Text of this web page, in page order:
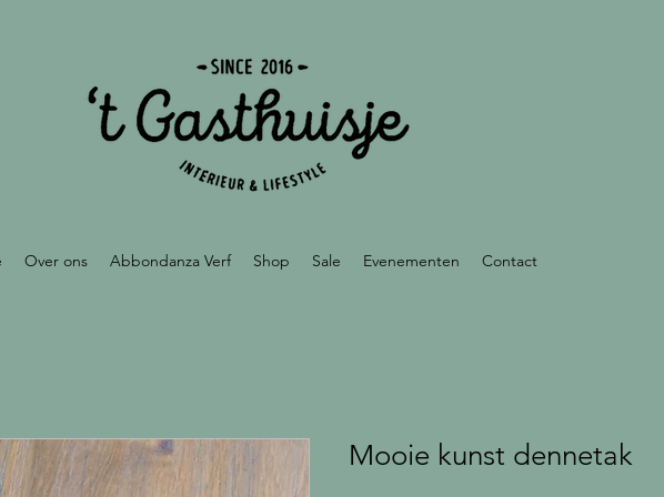
Over ons Abbondanza Verf Shop Sale Evenementen Contact
Mooie kunst dennetak